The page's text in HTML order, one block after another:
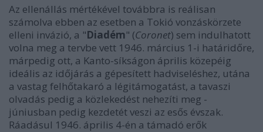
Az ellenállás mértékével továbbra is reálisan
számolva ebben az esetben a Tokió vonzáskörzete
elleni invázió, a "Diadém" (Coronet) sem indulhatott
volna meg a tervbe vett 1946. március 1-i határidőre,
márpedig ott, a Kanto-síkságon április közepéig
ideális az időjárás a gépesített hadviseléshez, utána
a vastag felhőtakaró a légitámogatást, a tavaszi
olvadás pedig a közlekedést nehezíti meg -
júniusban pedig kezdetét veszi az esős évszak.
Ráadásul 1946. április 4-én a támadó erők